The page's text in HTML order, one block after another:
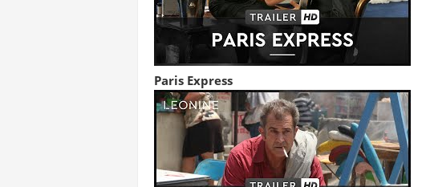
Paris Express